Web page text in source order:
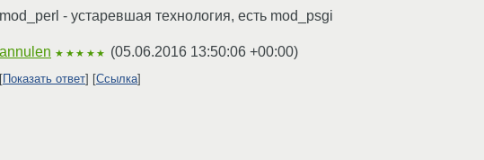
mod_perl - устаревшая технология, есть mod_psgi
annulen ★★★★★ (05.06.2016 13:50:06 +00:00)
Показать ответ Ссылка